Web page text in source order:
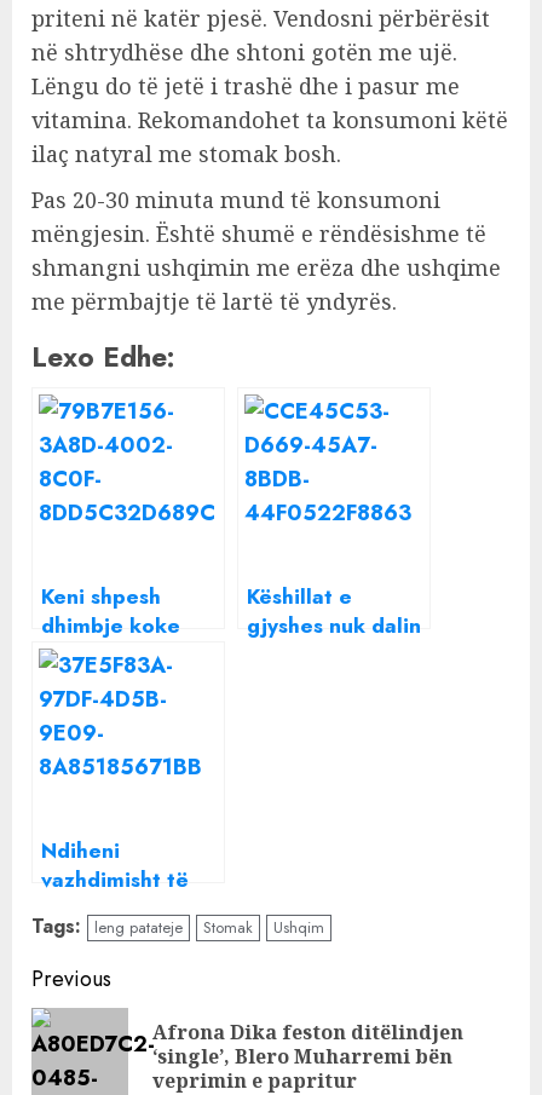
priteni në katër pjesë. Vendosni përbërësit
në shtrydhëse dhe shtoni gotën me ujë.
Lëngu do të jetë i trashë dhe i pasur me
vitamina. Rekomandohet ta konsumoni këtë
ilaç natyral me stomak bosh.
Pas 20-30 minuta mund të konsumoni
mëngjesin. Është shumë e rëndësishme të
shmangni ushqimin me erëza dhe ushqime
me përmbajtje të lartë të yndyrës.
Lexo Edhe:
Keni shpesh
dhimbje koke
pasi keni ngrënë
ushqim? Një prej
simptomave që
mund të tregojë
sëmundje të
Këshillat e
gjyshes nuk dalin
Ndiheni
vazhdimisht të
fryrë dhe keni
gazra? Atëherë
duhet të provoni
këto ushqime
Tags: leng patateje Stomak Ushqim
Continue
Reading
Previous
Afrona Dika feston ditëlindjen
‘single’, Blero Muharremi bën
veprimin e papritur